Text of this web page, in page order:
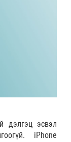
дэлгэц эсвэл
iPhone